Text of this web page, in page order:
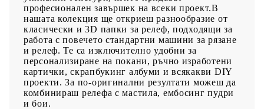
професионален завършек на всеки проект.В
нашата колекция ще откриеш разнообразие от
класически и 3D папки за релеф, подходящи за
работа с повечето стандартни машини за рязане
и релеф. Те са изключително удобни за
персонализиране на покани, ръчно изработени
картички, скрапбукинг албуми и всякакви DIY
проекти. За по-оригинални резултати можеш да
комбинираш релефа с мастила, ембосинг пудри
и бои.